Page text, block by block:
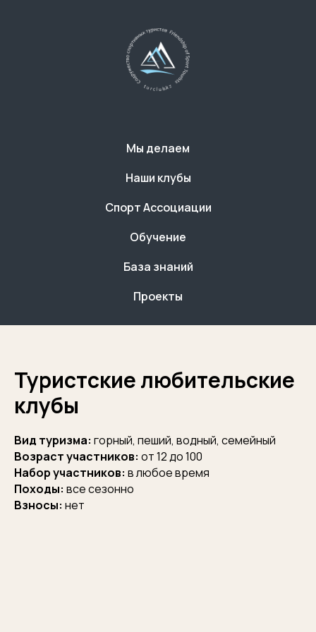
Мы делаем
Наши клубы
Спорт Ассоциации
Обучение
База знаний
Проекты
Туристские любительские
клубы
Вид туризма: горный, пеший, водный, семейный
Возраст участников: от 12 до 100
Набор участников: в любое время
Походы: все сезонно
Взносы: нет